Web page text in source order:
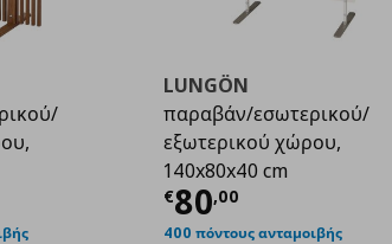
€ 75,00
LUNGÖN
παραβάν/εσωτερικού/
εξωτερικού χώρου,
140x80x40 cm
€80,00
Τρέχουσα τιμή
400 πόντους ανταμοιβής